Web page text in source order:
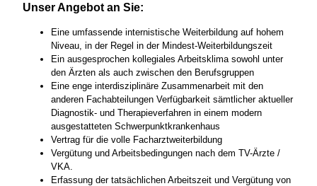
Unser Angebot an Sie:
Eine umfassende internistische Weiterbildung auf hohem
Niveau, in der Regel in der Mindest-Weiterbildungszeit
Ein ausgesprochen kollegiales Arbeitsklima sowohl unter
den Ärzten als auch zwischen den Berufsgruppen
Eine enge interdisziplinäre Zusammenarbeit mit den
anderen Fachabteilungen Verfügbarkeit sämtlicher aktueller
Diagnostik- und Therapieverfahren in einem modern
ausgestatteten Schwerpunktkrankenhaus
Vertrag für die volle Facharztweiterbildung
Vergütung und Arbeitsbedingungen nach dem TV-Ärzte /
VKA.
Erfassung der tatsächlichen Arbeitszeit und Vergütung von